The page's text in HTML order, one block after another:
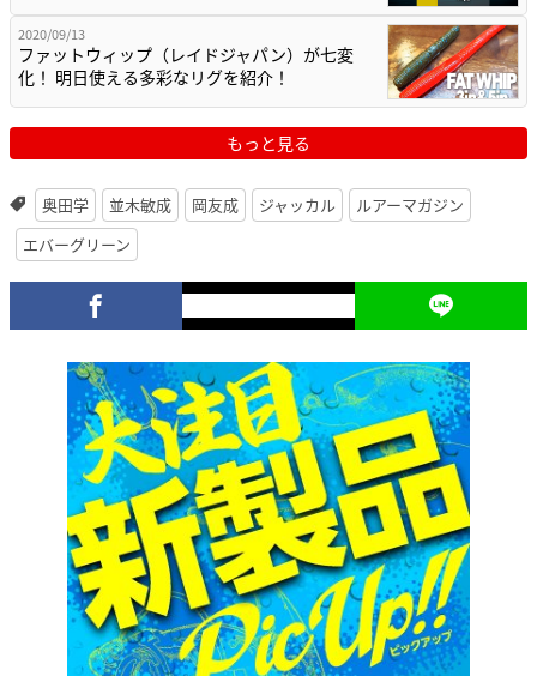
2020/09/13
ファットウィップ（レイドジャパン）が七変
化！ 明日使える多彩なリグを紹介！
もっと見る
奥田学 並木敏成 岡友成 ジャッカル
ルアーマガジン
エバーグリーン